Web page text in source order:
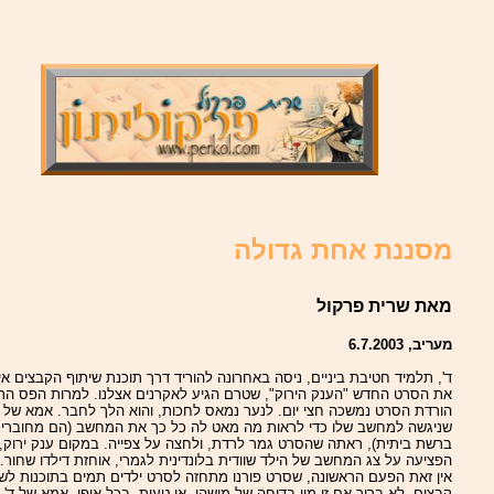
מסננת אחת גדולה
מאת שרית פרקול
מעריב, 6.7.2003
ד', תלמיד חטיבת ביניים, ניסה באחרונה להוריד דרך תוכנת שיתוף הקבצים
את הסרט החדש "הענק הירוק", שטרם הגיע לאקרנים אצלנו. למרות הפס
הורדת הסרט נמשכה חצי יום. לנער נמאס לחכות, והוא הלך לחבר. אמא של
שניגשה למחשב שלו כדי לראות מה מאט לה כל כך את המחשב (הם
ברשת ביתית), ראתה שהסרט גמר לרדת, ולחצה על צפייה. במקום ענק ירוק,
הפציעה על צג המחשב של הילד שוודית בלונדינית לגמרי, אוחזת דילדו שחור.
אין זאת הפעם הראשונה, שסרט פורנו מתחזה לסרט ילדים תמים בתוכנות